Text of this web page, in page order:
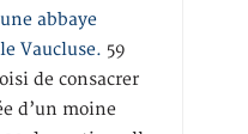
abbaye
Vaucluse. 59
de consacrer
d’un moine